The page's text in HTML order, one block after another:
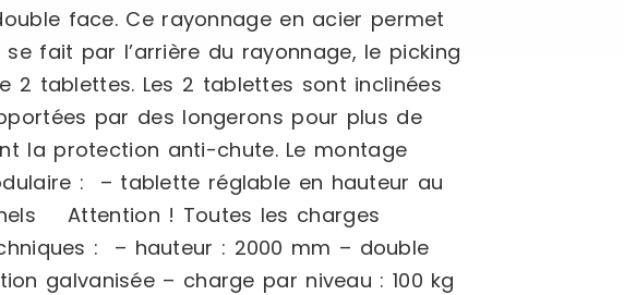
face. Ce rayonnage en acier permet
fait par l’arrière du rayonnage, le picking
2 tablettes. Les 2 tablettes sont inclinées
par des longerons pour plus de
la protection anti-chute. Le montage
: – tablette réglable en hauteur au
Attention ! Toutes les charges
: – hauteur : 2000 mm – double
galvanisée – charge par niveau : 100 kg